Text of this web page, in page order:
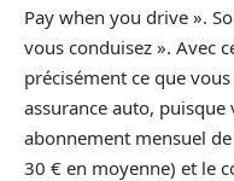
Pay when you drive ».
vous conduisez ». Avec
précisément ce que
assurance auto,
abonnement mensuel
30 € en moyenne) et le